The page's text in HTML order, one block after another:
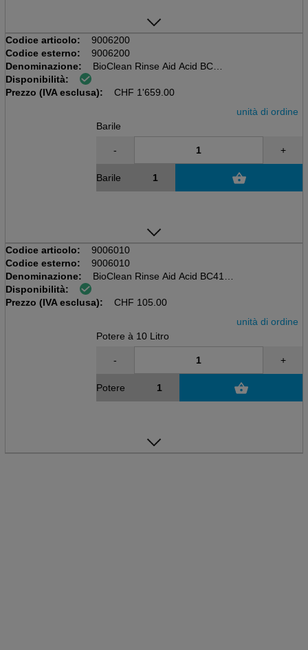
Codice articolo:
9006200
Codice esterno:
9006200
Denominazione:
BioClean Rinse Aid Acid BC41
Acido
Disponibilità:
Prezzo (IVA esclusa):
CHF 1'659.00
unità di ordine
Barile
- +
Barile
Codice articolo:
9006010
Codice esterno:
9006010
Denominazione:
BioClean Rinse Aid Acid BC41
Disponibilità:
Prezzo (IVA esclusa):
CHF 105.00
unità di ordine
Potere à 10 Litro
- +
Potere